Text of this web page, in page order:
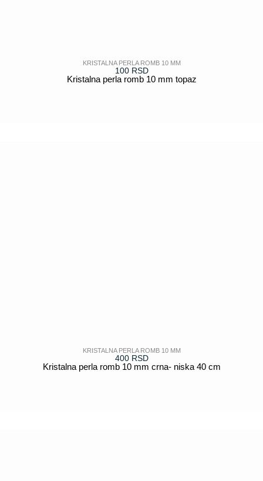
KRISTALNA PERLA ROMB 10 MM
100 RSD
Kristalna perla romb 10 mm topaz
KRISTALNA PERLA ROMB 10 MM
400 RSD
Kristalna perla romb 10 mm crna- niska 40 cm